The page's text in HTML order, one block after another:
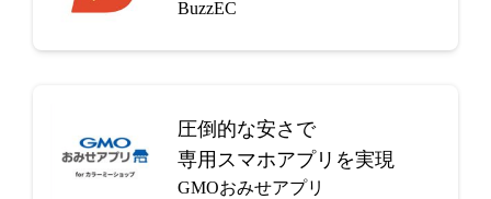
BuzzEC
圧倒的な安さで
専用スマホアプリを実現
GMOおみせアプリ